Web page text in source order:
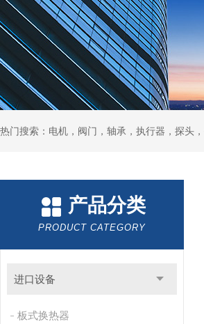
热门搜索：电机，阀门，轴承，执行器，探头
产品分类
PRODUCT CATEGORY
进口设备
板式换热器